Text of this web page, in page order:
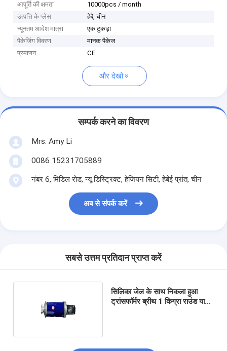
आपूर्ति की क्षमता
10000pcs / month
उत्पत्ति के प्लेस
हेबै, चीन
न्यूनतम आदेश मात्रा
एक टुकड़ा
पैकेजिंग विवरण
मानक पैकेज
प्रमाणन
CE
और देखो
सम्पर्क करने का विवरण
Mrs. Amy Li
0086 15231705889
नंबर 6, मिडिल रोड, न्यू डिस्ट्रिक्ट, हेजियन सिटी, हेबेई प्रांत, चीन
अब से संपर्क करें
सबसे उत्तम प्रतिदान प्राप्त करें
सिलिका जेल के साथ निकला हुआ
ट्रांसफॉर्मर ब्रीथ 1 किग्रा राउंड या